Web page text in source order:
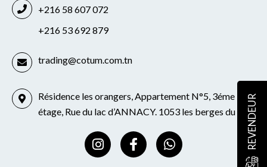
+216 58 607 072
+216 53 692 879
trading@cotum.com.tn
Résidence les orangers, Appartement N°5, 3éme
étage, Rue du lac d’ANNACY. 1053 les berges du lac
I
n
s
F
a
c
W
h
a
REVENDEUR